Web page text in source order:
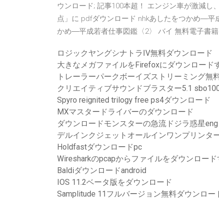
ウンロード; 記事100本超！ エンジン車が激減
点」に pdfダウンロード nhkあしたをつかめ―平
かめ―平成若者仕事図鑑〈2〉 バイ 無料電子書
ロジックヤングシナトラIV無料ダウンロード
大きなメガファイルをFirefoxにダウンロード
トレーラーパークボーイズストリーミング無
クリエイティブサウンドブラスター5.1
Spyro reignited trilogy free ps4ダウンロード
MXマスタードライバーのダウンロード
ダウンロードモンスターの急流ドジラ惑星
デルインクジェットオールインワンプリンタ
Holdfastダウンロードpc
Wiresharkのpcapからファイルをダウンロード
Baldiダウンロードandroid
IOS 11.2ベータ版をダウンロード
Samplitude 11フルバージョン無料ダウンロー